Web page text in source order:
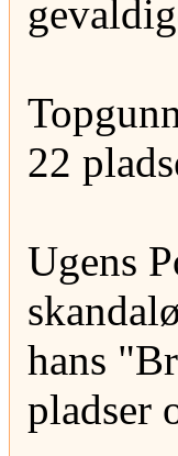
22
Ugens
hans
pladser